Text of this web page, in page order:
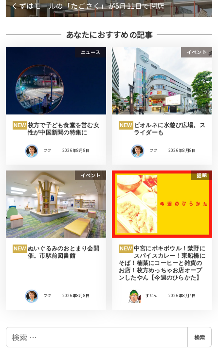
くずはモールの「たごさく」が5月11日で閉店
あなたにおすすめの記事
ニュース
NEW 枚方で子ども食堂を営む女
性が中国新聞の特集に
フク 2026年8月8日
イベント
NEW ビオルネに水遊び広場。ス
ライダーも
フク 2026年8月8日
イベント
NEW ぬいぐるみのおとまり会開
催。市駅前図書館
フク 2026年8月8日
話題
NEW 中宮にポキボウル！禁野に
スパイスカレー！東船橋に
そば！楠葉にコーヒーと雑貨の
お店！枚方めっちゃお店オープ
ンしたやん【今週のひらかた】
すどん 2026年8月7日
検
検索